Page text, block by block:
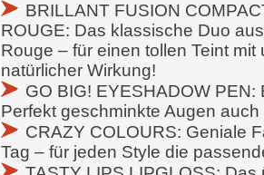
BRILLANT FUSION
ROUGE: Das klassische Duo
Rouge – für einen tollen Teint mit
natürlicher Wirkung!
GO BIG! EYESHADOW PEN:
Perfekt geschminkte Augen
CRAZY COLOURS: Geniale
Tag – für jeden Style die